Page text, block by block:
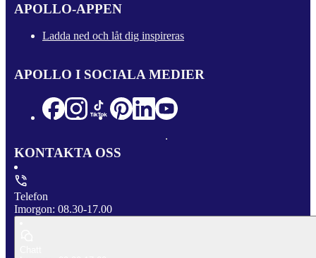
APOLLO-APPEN
Ladda ned och låt dig inspireras
APOLLO I SOCIALA MEDIER
KONTAKTA OSS
Telefon
Imorgon: 08.30-17.00